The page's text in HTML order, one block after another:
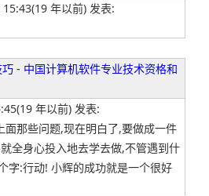
年以前) 发表:
- 中国计算机软件专业技术资格和
年以前) 发表:
面那些问题,现在明白了,要做成一件
全身心投入地去学去做,不管遇到什
字:行动! 小辉的成功就是一个很好